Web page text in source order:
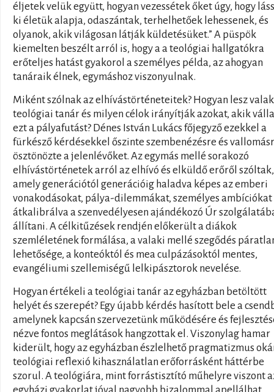
éljetek velük együtt, hogyan vezessétek őket úgy, hogy
ki életük alapja, odaszántak, terhelhetőek lehessenek, és
olyanok, akik világosan látják küldetésüket.” A püspök
kiemelten beszélt arról is, hogy a a teológiai hallgatókra
erőteljes hatást gyakorol a személyes példa, az ahogyan
tanáraik élnek, egymáshoz viszonyulnak.
Miként szólnak az elhívástörténeteitek? Hogyan lesz
teológiai tanár és milyen célok irányítják azokat, akik
ezt a pályafutást? Dénes István Lukács főjegyző ezekkel a
fürkésző kérdésekkel őszinte szembenézésre és
ösztönözte a jelenlévőket. Az egymás mellé sorakozó
elhívástörténetek arról az elhívó és elküldő erőről szóltak,
amely generációtól generációig haladva képes az emberi
vonakodásokat, pálya-dilemmákat, személyes ambíciókat
átkalibrálva a szenvedélyesen ajándékozó Úr
állítani. A célkitűzések rendjén előkerült a diákok
szemléletének formálása, a valaki mellé szegődés
lehetősége, a konteóktól és mea culpázásoktól mentes,
evangéliumi szellemiségű lelkipásztorok nevelése.
Hogyan értékeli a teológiai tanár az egyházban betöltött
helyét és szerepét? Egy újabb kérdés hasított bele a
amelynek kapcsán szervezetünk működésére és
nézve fontos meglátások hangzottak el. Viszonylag hamar
kiderült, hogy az egyházban észlelhető pragmatizmus
teológiai reflexió kihasználatlan erőforrásként háttérbe
szorul. A teológiára, mint forrástisztító műhelyre viszont